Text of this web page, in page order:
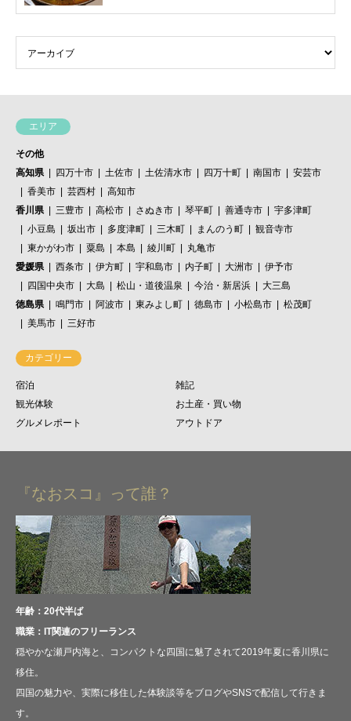
エリア
その他
高知県
四万十市 土佐市 土佐清水市 四万十町 南国市
安芸市
香美市
芸西村
高知市
香川県
三豊市 高松市 さぬき市 琴平町 善通寺市
宇多津町
小豆島
坂出市 多度津町 三木町 まんのう町
観音寺市
東かがわ市
粟島 本島 綾川町
丸亀市
愛媛県
西条市 伊方町 宇和島市 内子町 大洲市
伊予市
四国中央市
大島 松山・道後温泉 今治・新居浜
大三島
徳島県
鳴門市 阿波市 東みよし町 徳島市 小松島市
松茂町
美馬市
三好市
カテゴリー
宿泊
雑記
観光体験
お土産・買い物
グルメレポート
アウトドア
『なおスコ』って誰？
年齢：20代半ば
職業：IT関連のフリーランス
穏やかな瀬戸内海と、コンパクトな四国に魅了されて2019年夏に香川県に
移住。
四国の魅力や、実際に移住した体験談等をブログやSNSで配信して行きま
す。